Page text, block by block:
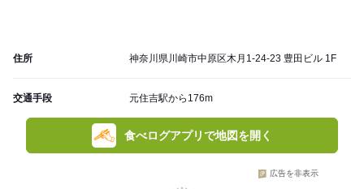
住所 神奈川県川崎市中原区木月1-24-23 豊田ビル 1F
交通手段 元住吉駅から176m
食べログアプリで地図を開く
広告を非表示